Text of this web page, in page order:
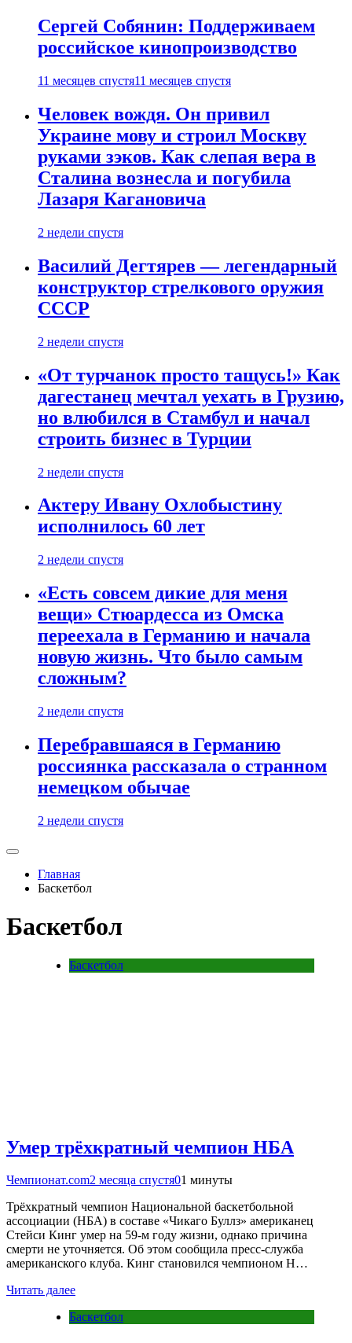
Сергей Собянин: Поддерживаем
российское кинопроизводство
11 месяцев спустя11 месяцев спустя
Человек вождя. Он привил
Украине мову и строил Москву
руками зэков. Как слепая вера в
Сталина вознесла и погубила
Лазаря Кагановича
2 недели спустя
Василий Дегтярев — легендарный
конструктор стрелкового оружия
СССР
2 недели спустя
«От турчанок просто тащусь!» Как
дагестанец мечтал уехать в Грузию,
но влюбился в Стамбул и начал
строить бизнес в Турции
2 недели спустя
Актеру Ивану Охлобыстину
исполнилось 60 лет
2 недели спустя
«Есть совсем дикие для меня
вещи» Стюардесса из Омска
переехала в Германию и начала
новую жизнь. Что было самым
сложным?
2 недели спустя
Перебравшаяся в Германию
россиянка рассказала о странном
немецком обычае
2 недели спустя
Главная
Баскетбол
Баскетбол
Баскетбол
Умер трёхкратный чемпион НБА
Чемпионат.com2 месяца спустя01 минуты
Трёхкратный чемпион Национальной баскетбольной
ассоциации (НБА) в составе «Чикаго Буллз» американец
Стейси Кинг умер на 59-м году жизни, однако причина
смерти не уточняется. Об этом сообщила пресс-служба
американского клуба. Кинг становился чемпионом Н…
Читать далее
Баскетбол